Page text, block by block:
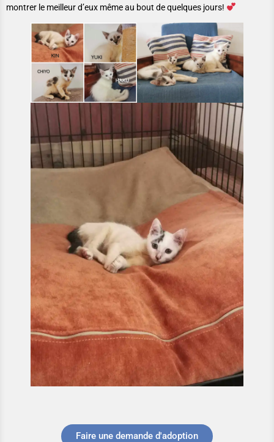
montrer le meilleur d’eux même au bout de quelques jours!
Faire une demande d'adoption